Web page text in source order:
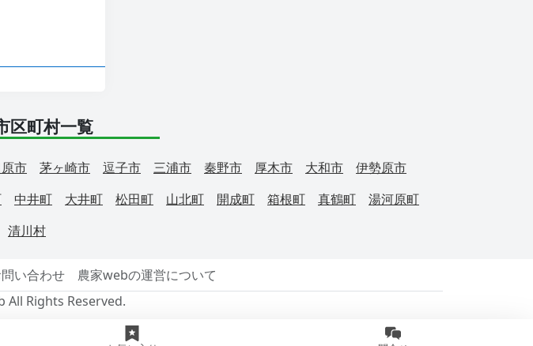
区町村一覧
市 茅ヶ崎市 逗子市 三浦市 秦野市 厚木市 大和市
伊勢原市
中井町 大井町 松田町 山北町 開成町 箱根町 真鶴町
湯河原町
清川村
い合わせ
農家webの運営について
All Rights Reserved.